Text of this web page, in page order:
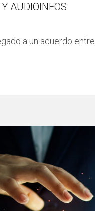
AUDIOINFOS
a un acuerdo entre...